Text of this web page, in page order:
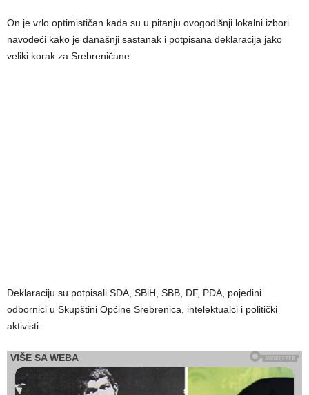
On je vrlo optimističan kada su u pitanju ovogodišnji lokalni izbori
navodeći kako je današnji sastanak i potpisana deklaracija jako
veliki korak za Srebreničane.
Deklaraciju su potpisali SDA, SBiH, SBB, DF, PDA, pojedini
odbornici u Skupštini Općine Srebrenica, intelektualci i politički
aktivisti.